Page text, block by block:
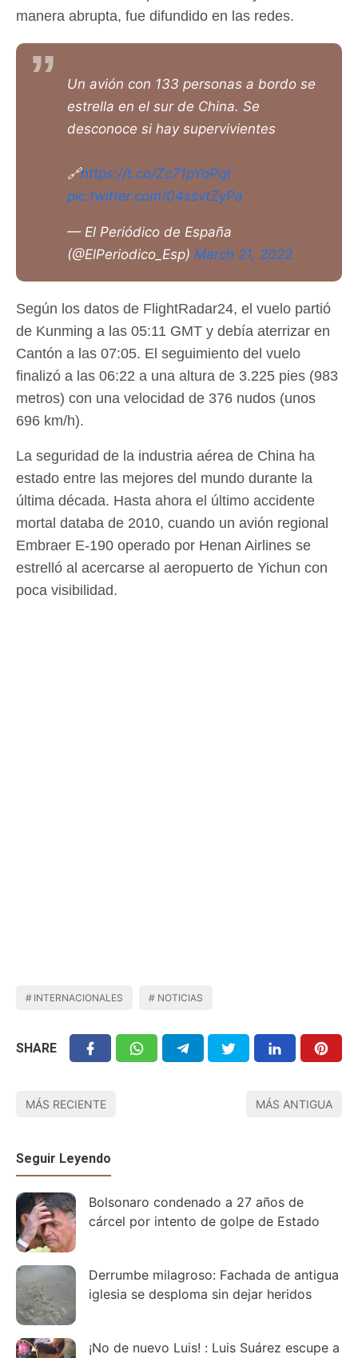
manera abrupta, fue difundido en las redes.
Un avión con 133 personas a bordo se
estrella en el sur de China. Se
desconoce si hay supervivientes
🔗https://t.co/Zc71pYoPqt
pic.twitter.com/04ssvtZyPa
— El Periódico de España
(@ElPeriodico_Esp) March 21, 2022
Según los datos de FlightRadar24, el vuelo partió
de Kunming a las 05:11 GMT y debía aterrizar en
Cantón a las 07:05. El seguimiento del vuelo
finalizó a las 06:22 a una altura de 3.225 pies (983
metros) con una velocidad de 376 nudos (unos
696 km/h).
La seguridad de la industria aérea de China ha
estado entre las mejores del mundo durante la
última década. Hasta ahora el último accidente
mortal databa de 2010, cuando un avión regional
Embraer E-190 operado por Henan Airlines se
estrelló al acercarse al aeropuerto de Yichun con
poca visibilidad.
INTERNACIONALES NOTICIAS
SHARE
MÁS RECIENTE MÁS ANTIGUA
Seguir Leyendo
Bolsonaro condenado a 27 años de
cárcel por intento de golpe de Estado
Derrumbe milagroso: Fachada de antigua
iglesia se desploma sin dejar heridos
¡No de nuevo Luis! : Luis Suárez escupe a